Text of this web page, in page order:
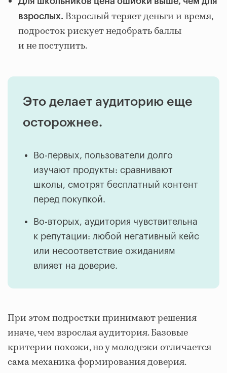
взрослых. Взрослый теряет деньги и время,
подросток рискует недобрать баллы
и не поступить.
Это делает аудиторию еще
осторожнее.
Во-первых, пользователи долго
изучают продукты: сравнивают
школы, смотрят бесплатный контент
перед покупкой.
Во-вторых, аудитория чувствительна
к репутации: любой негативный кейс
или несоответствие ожиданиям
влияет на доверие.
При этом подростки принимают решения
иначе, чем взрослая аудитория. Базовые
критерии похожи, но у молодежи отличается
сама механика формирования доверия.